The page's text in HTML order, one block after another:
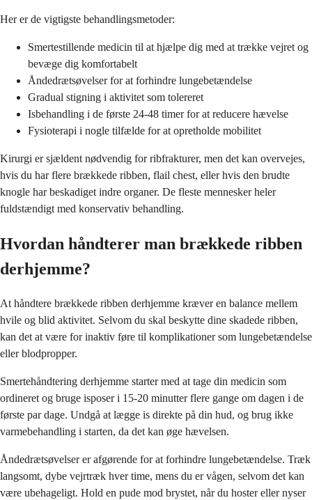
Her er de vigtigste behandlingsmetoder:
Smertestillende medicin til at hjælpe dig med at trække vejret og
bevæge dig komfortabelt
Åndedrætsøvelser for at forhindre lungebetændelse
Gradual stigning i aktivitet som tolereret
Isbehandling i de første 24-48 timer for at reducere hævelse
Fysioterapi i nogle tilfælde for at opretholde mobilitet
Kirurgi er sjældent nødvendig for ribfrakturer, men det kan overvejes,
hvis du har flere brækkede ribben, flail chest, eller hvis den brudte
knogle har beskadiget indre organer. De fleste mennesker heler
fuldstændigt med konservativ behandling.
Hvordan håndterer man brækkede ribben
derhjemme?
At håndtere brækkede ribben derhjemme kræver en balance mellem
hvile og blid aktivitet. Selvom du skal beskytte dine skadede ribben,
kan det at være for inaktiv føre til komplikationer som lungebetændelse
eller blodpropper.
Smertehåndtering derhjemme starter med at tage din medicin som
ordineret og bruge isposer i 15-20 minutter flere gange om dagen i de
første par dage. Undgå at lægge is direkte på din hud, og brug ikke
varmebehandling i starten, da det kan øge hævelsen.
Åndedrætsøvelser er afgørende for at forhindre lungebetændelse. Træk
langsomt, dybe vejrtræk hver time, mens du er vågen, selvom det kan
være ubehageligt. Hold en pude mod brystet, når du hoster eller nyser